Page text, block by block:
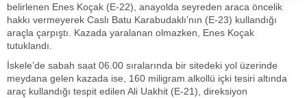
belirlenen Enes Koçak (E-22), anayolda seyreden araca öncelik
hakkı vermeyerek Caslı Batu Karabudaklı’nın (E-23) kullandığı
araçla çarpıştı. Kazada yaralanan olmazken, Enes Koçak
tutuklandı.
İskele’de sabah saat 06.00 sıralarında bir sitedeki yol üzerinde
meydana gelen kazada ise, 160 miligram alkollü içki tesiri altında
araç kullandığı tespit edilen Ali Uakhit (E-21), direksiyon